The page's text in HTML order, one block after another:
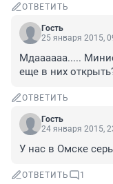
ОТВЕТИТЬ
Гость
25 января 2015,
Мдаааааа.....
еще в них
ОТВЕТИТЬ
Гость
24 января 2015,
У нас в Омске
ОТВЕТИТЬ 1